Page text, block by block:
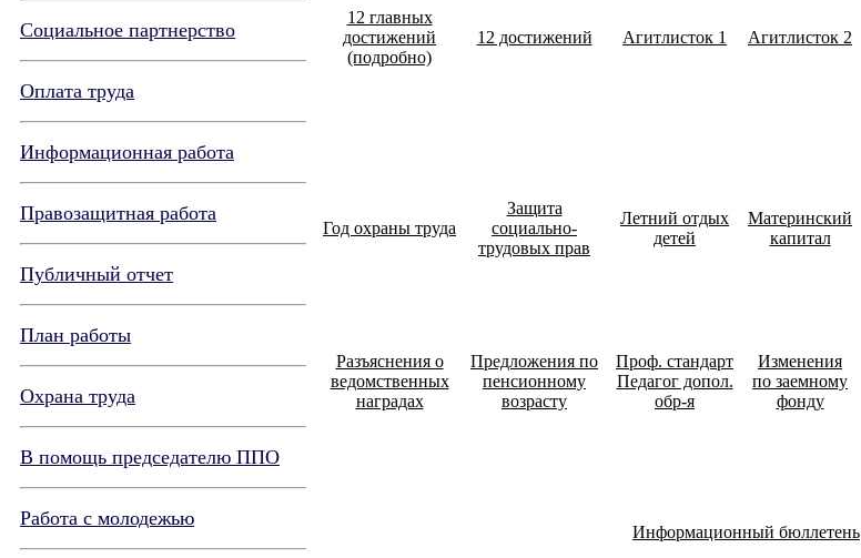
Социальное партнерство
Оплата труда
Информационная работа
Правозащитная работа
Публичный отчет
План работы
Охрана труда
В помощь председателю ППО
Работа с молодежью
12 главных
достижений
(подробно)
12 достижений Агитлисток 1 Агитлисток 2
Год охраны труда
Защита
социально-
трудовых прав
Летний отдых
детей
Материнский
капитал
Разъяснения о
ведомственных
наградах
Предложения по
пенсионному
возрасту
Проф. стандарт
Педагог допол.
обр-я
Изменения
по заемному
фонду
Информационный бюллетень